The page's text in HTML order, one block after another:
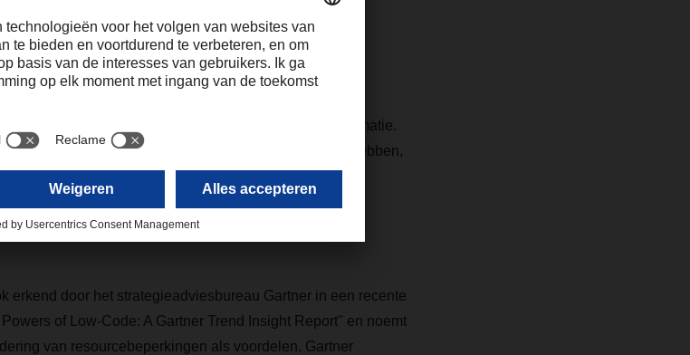
en een belangrijk onderdeel van de digitale transformatie.
hebben, maar wel IT-kennis hebben,
(zogenaamde low-code/no-code platforms) te
waarde toevoegen aan het bedrijf en processen
als "citizen developers".
erkend door het strategieadviesbureau Gartner in een recente
of Low-Code: A Gartner Trend Insight Report" en noemt
van resourcebeperkingen als voordelen. Gartner